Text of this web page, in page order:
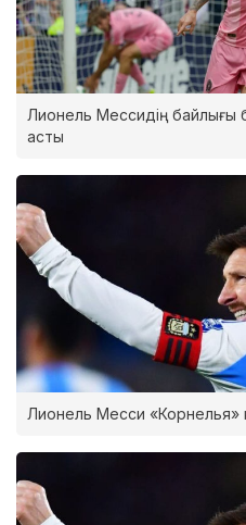
Лионель Мессидің байлығы
асты
Лионель Месси «Корнелья»